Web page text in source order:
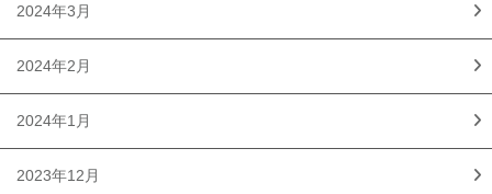
2024年3月
2024年2月
2024年1月
2023年12月